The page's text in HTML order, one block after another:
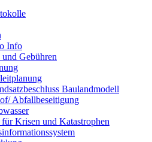
Info
und Gebühren
Baulandmodell
Abfallbeseitigung
Krisen und Katastrophen